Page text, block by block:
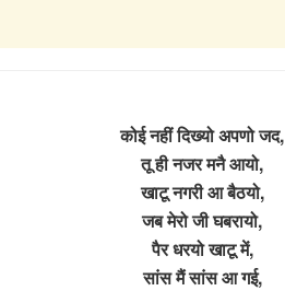
कोई नहीं दिख्यो अपणो जद,
तू ही नजर मनै आयो,
खाटू नगरी आ बैठयो,
जब मेरो जी घबरायो,
पैर धरयो खाटू में,
सांस मैं सांस आ गई,